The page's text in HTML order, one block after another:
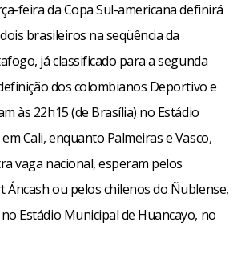
feira da Copa Sul-americana definirá
brasileiros na seqüência da
já classificado para a segunda
dos colombianos Deportivo e
às 22h15 (de Brasília) no Estádio
Cali, enquanto Palmeiras e Vasco,
vaga nacional, esperam pelos
Áncash ou pelos chilenos do Ñublense,
Estádio Municipal de Huancayo, no